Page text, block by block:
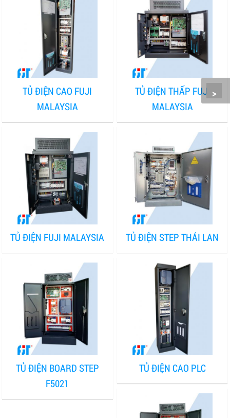
TỦ ĐIỆN CAO FUJI
MALAYSIA
TỦ ĐIỆN THẤP FUJI
MALAYSIA
TỦ ĐIỆN FUJI MALAYSIA TỦ ĐIỆN STEP THÁI LAN
TỦ ĐIỆN BOARD STEP
F5021
TỦ ĐIỆN CAO PLC
>